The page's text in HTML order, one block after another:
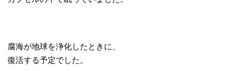
腐海が地球を浄化したときに、
復活する予定でした。